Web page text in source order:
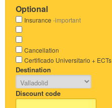
Optional
Insurance -important
Cancellation
Certificado Universitario + ECTs
Destination
Discount code